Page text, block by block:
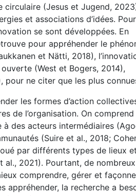
circulaire (Jesus et Jugend,
et associations d’idées.
se sont développées. En
pour appréhender le
et Nätti, 2018),
(West et Bogers, 2014),
pour ne citer que les plus
les formes d’action
de l’organisation. On comprend
à des acteurs intermédiaires
(Suire et al., 2018;
par différents types de lieux et
al., 2021). Pourtant, de
comprendre, gérer et
appréhender, la recherche a